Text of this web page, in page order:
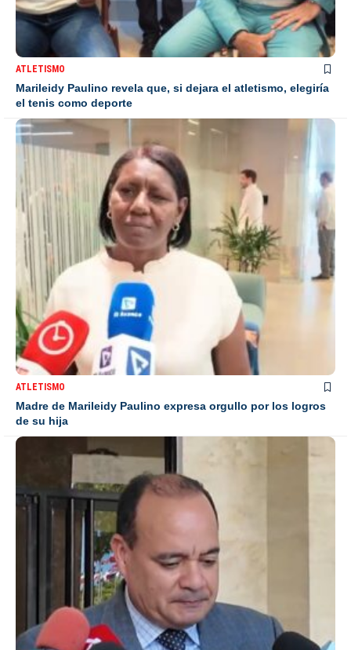
ATLETISMO
Marileidy Paulino revela que, si dejara el atletismo, elegiría
el tenis como deporte
ATLETISMO
Madre de Marileidy Paulino expresa orgullo por los logros
de su hija